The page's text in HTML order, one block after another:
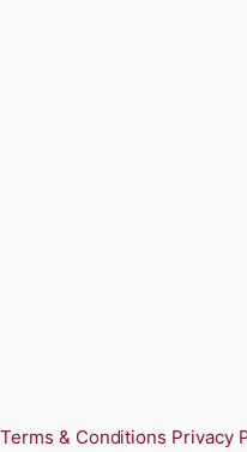
Terms & Conditions Privacy